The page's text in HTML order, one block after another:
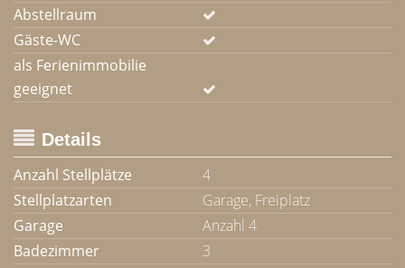
Abstellraum
Gäste-WC
als Ferienimmobilie
geeignet
Details
Anzahl Stellplätze
4
Stellplatzarten
Garage, Freiplatz
Garage
Anzahl 4
Badezimmer
3